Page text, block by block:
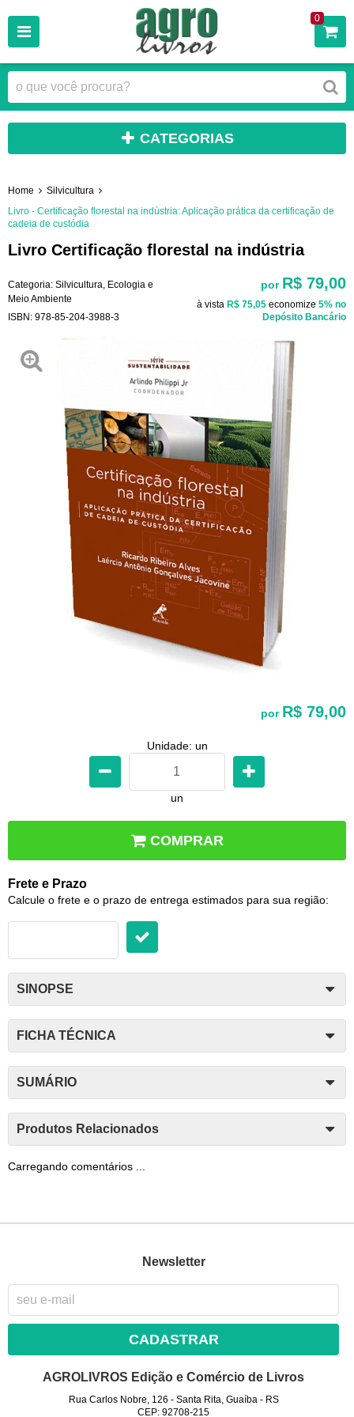
0
CATEGORIAS
Home
Silvicultura
Livro - Certificação florestal na indústria: Aplicação prática da certificação de
cadeia de custódia
Livro Certificação florestal na indústria
Categoria: Silvicultura Ecologia e
Meio Ambiente
ISBN: 978-85-204-3988-3
por R$ 79,00
à vista R$ 75,05 economize 5% no
Depósito Bancário
por R$ 79,00
Unidade: un
un
COMPRAR
Frete e Prazo
Calcule o frete e o prazo de entrega estimados para sua região:
SINOPSE
FICHA TÉCNICA
SUMÁRIO
Produtos Relacionados
Carregando comentários ...
Newsletter
CADASTRAR
AGROLIVROS Edição e Comércio de Livros
Rua Carlos Nobre, 126 - Santa Rita, Guaíba- RS
CEP: 92708-215